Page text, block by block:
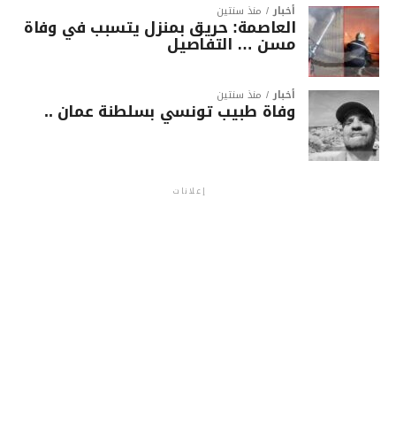
أخبار منذ سنتين
العاصمة: حريق بمنزل يتسبب في وفاة
مسن … التفاصيل
أخبار منذ سنتين
وفاة طبيب تونسي بسلطنة عمان ..
إعلانات